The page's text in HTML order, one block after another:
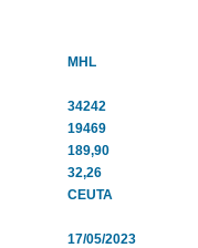
MHL
34242
19469
189,90
32,26
CEUTA
17/05/2023